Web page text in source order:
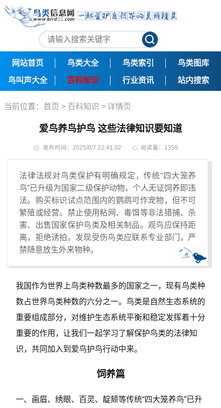
网站首页 鸟类大全 鸟类索引 鸟类图库
鸟叫声大全 百科知识 行业资讯 站内搜索
当前位置： 首页 > 百科知识 > 详情页
爱鸟养鸟护鸟 这些法律知识要知道
发布时间：2025/8/7 22:41:02 阅读量：1359
法律法规对鸟类保护有明确规定，传统“四大笼养
鸟”已升级为国家二级保护动物，个人无证饲养即违
法。购买标识试点范围内的鹦鹉可作宠物，但不可
繁殖或经营。​​禁止使用粘网、毒饵等非法猎捕、杀
害、出售国家保护鸟类及相关制品​​。观鸟应保持距
离，拒绝诱拍。发现受伤鸟类应联系专业部门，严
禁随意放生外来物种。
我国作为世界上鸟类种数最多的国家之一，现有鸟类种
数占世界鸟类种数的六分之一。鸟类是自然生态系统的
重要组成部分，对维护生态系统平衡和稳定发挥着十分
重要的作用，让我们一起学习了解保护鸟类的法律知
识，共同加入到爱鸟护鸟行动中来。
饲养篇
一、画眉、绣眼、百灵、靛颏等传统“四大笼养鸟”已升